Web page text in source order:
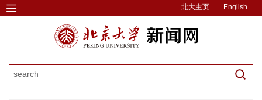
北大主页 English